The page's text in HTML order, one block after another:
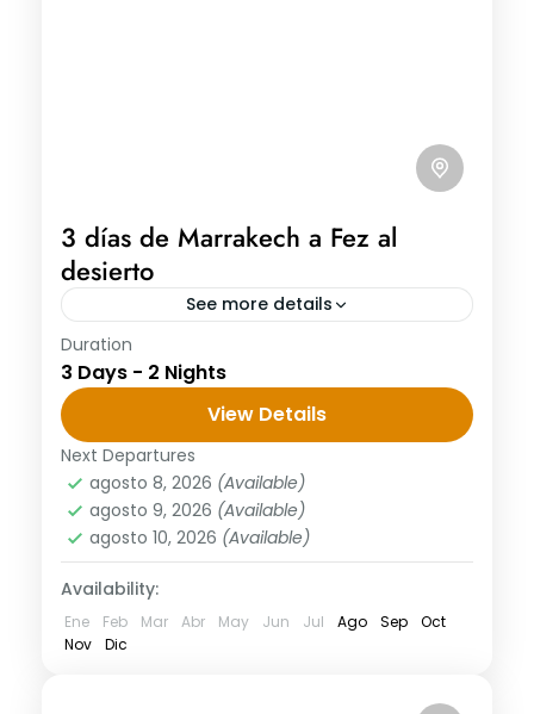
3 días de Marrakech a Fez al
desierto
See more details
3 días de Marrakech a Fez al desierto Día
1 : Marrakech - Alto Atlas - Ouarzazate -
Ait Ben Haddou - Valle Del Dadés...
Duration
3 Days - 2 Nights
View Details
Next Departures
agosto 8, 2026 (Available)
agosto 9, 2026 (Available)
agosto 10, 2026 (Available)
Availability:
Ene Feb Mar Abr May Jun Jul Ago Sep
Oct
Nov
Dic